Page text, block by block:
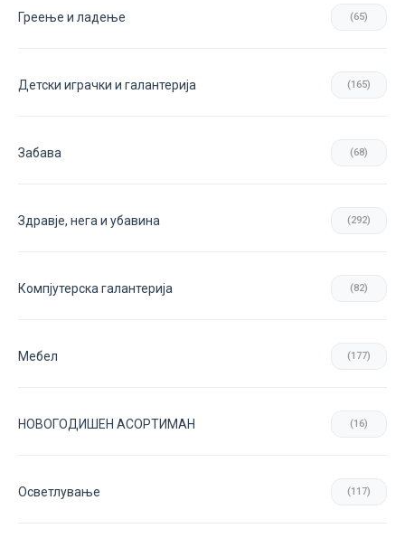
Греење и ладење (65)
Детски играчки и галантерија (165)
Забава (68)
Здравје, нега и убавина (292)
Компјутерска галантерија (82)
Мебел (177)
НОВОГОДИШЕН АСОРТИМАН (16)
Осветлување (117)